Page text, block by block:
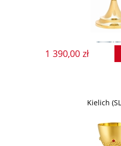
1 390,00 zł
Kielich